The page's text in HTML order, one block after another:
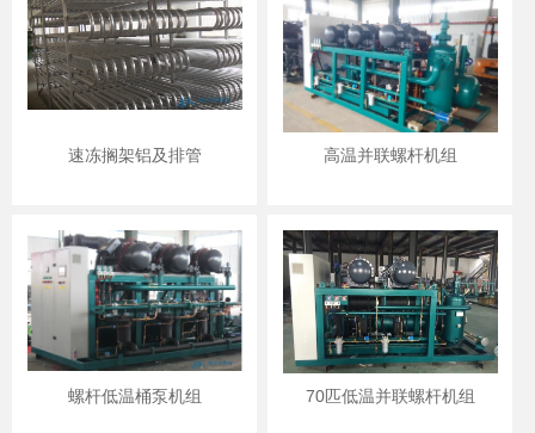
速冻搁架铝及排管 高温并联螺杆机组
螺杆低温桶泵机组 70匹低温并联螺杆机组